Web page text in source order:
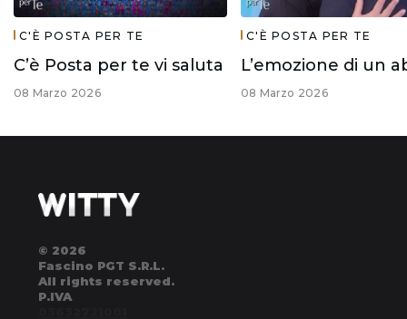
C'È POSTA PER TE
C’è Posta per te vi saluta
08 Marzo 2026
C'È POSTA PER TE
08 Marzo 2026
© 2026
Fascino PGT S.R.L.
All rights reserved.
P.IVA